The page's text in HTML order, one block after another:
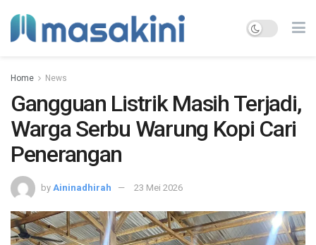
Home News
Gangguan Listrik Masih Terjadi,
Warga Serbu Warung Kopi Cari
Penerangan
by Aininadhirah 23 Mei 2026